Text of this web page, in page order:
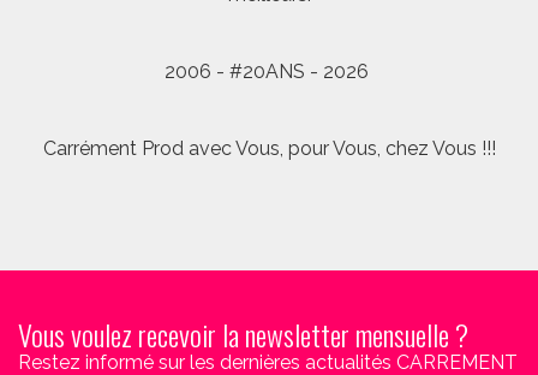
2006 - #20ANS - 2026
Carrément Prod avec Vous, pour Vous, chez Vous !!!
Vous voulez recevoir la newsletter mensuelle ?
Restez informé sur les dernières actualités CARREMENT